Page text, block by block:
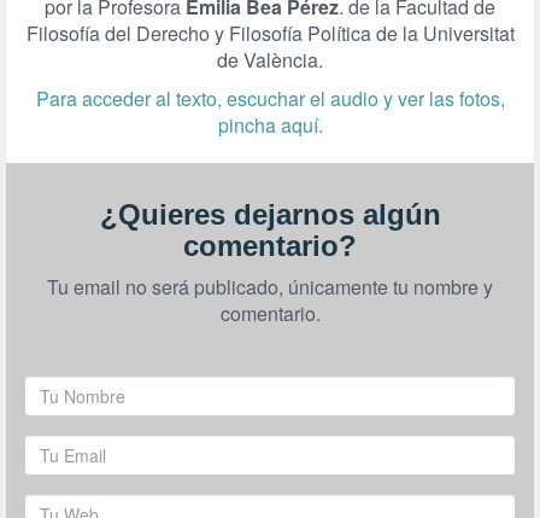
por la Profesora Emilia Bea Pérez. de la Facultad de
Filosofía del Derecho y Filosofía Política de la Universitat
de València.
Para acceder al texto, escuchar el audio y ver las fotos,
pincha aquí.
¿Quieres dejarnos algún
comentario?
Tu email no será publicado, únicamente tu nombre y
comentario.